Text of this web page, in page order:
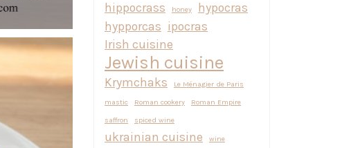
hippocrass honey
hypocras
hypporcas ipocras
Irish cuisine
Jewish cuisine
Krymchaks
Le Ménagier de Paris
mastic
Roman cookery
Roman Empire
saffron
spiced wine
ukrainian cuisine wine